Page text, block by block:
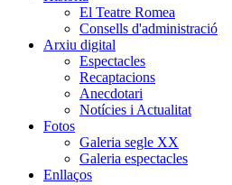
El Teatre Romea
Consells d'administració
Arxiu digital
Espectacles
Recaptacions
Anecdotari
Notícies i Actualitat
Fotos
Galeria segle XX
Galeria espectacles
Enllaços